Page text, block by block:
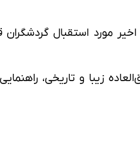
مورد استقبال گردشگران
زیبا و تاریخی،